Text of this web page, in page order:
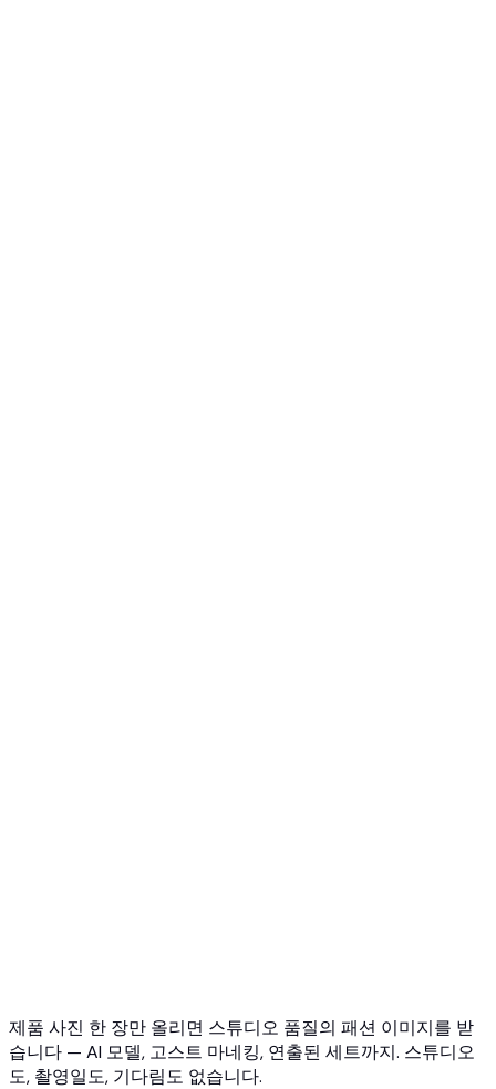
문의하기
제품 사진 한 장만 올리면 스튜디오 품질의 패션 이미지를 받
습니다 — AI 모델, 고스트 마네킹, 연출된 세트까지. 스튜디오
도, 촬영일도, 기다림도 없습니다.